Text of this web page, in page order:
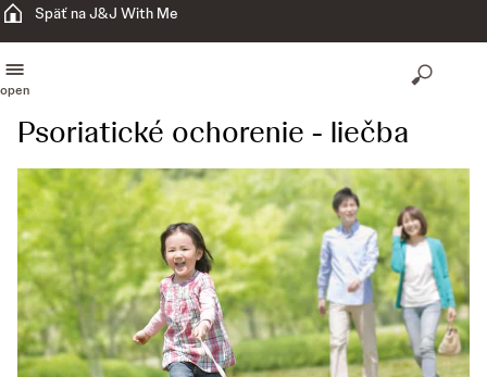
Späť na J&J With Me
open
Psoriatické ochorenie - liečba